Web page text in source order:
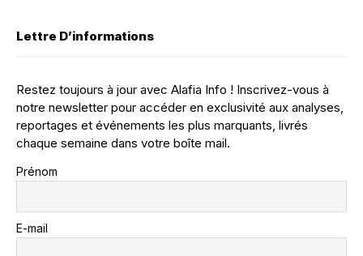
Lettre D’informations
Restez toujours à jour avec Alafia Info ! Inscrivez-vous à
notre newsletter pour accéder en exclusivité aux analyses,
reportages et événements les plus marquants, livrés
chaque semaine dans votre boîte mail.
Prénom
E-mail